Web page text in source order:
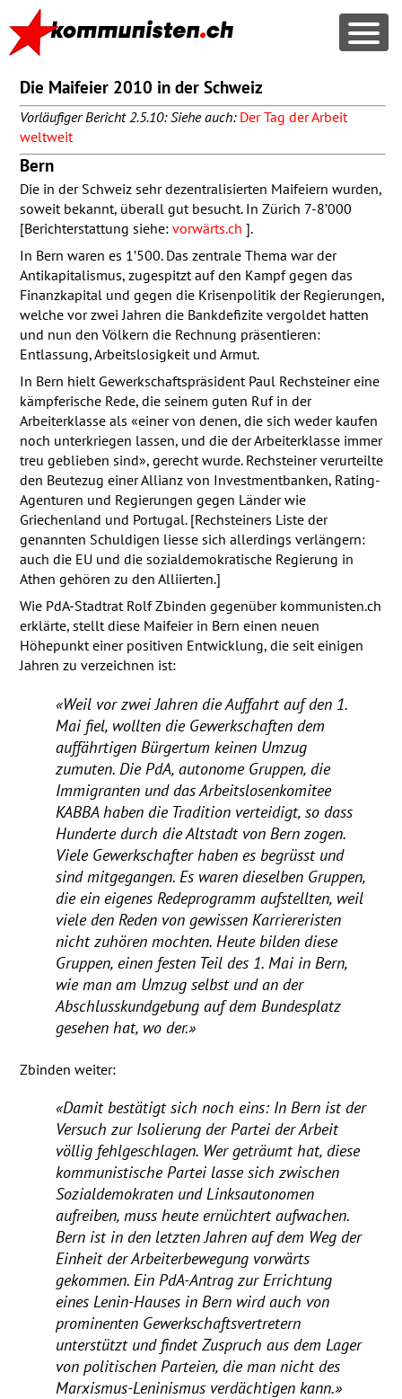
Die Maifeier 2010 in der Schweiz
Vorläufiger Bericht 2.5.10: Siehe auch: Der Tag der Arbeit
weltweit
Bern
Die in der Schweiz sehr dezentralisierten Maifeiern wurden,
soweit bekannt, überall gut besucht. In Zürich 7-8’000
[Berichterstattung siehe: vorwärts.ch ].
In Bern waren es 1’500. Das zentrale Thema war der
Antikapitalismus, zugespitzt auf den Kampf gegen das
Finanzkapital und gegen die Krisenpolitik der Regierungen,
welche vor zwei Jahren die Bankdefizite vergoldet hatten
und nun den Völkern die Rechnung präsentieren:
Entlassung, Arbeitslosigkeit und Armut.
In Bern hielt Gewerkschaftspräsident Paul Rechsteiner eine
kämpferische Rede, die seinem guten Ruf in der
Arbeiterklasse als «einer von denen, die sich weder kaufen
noch unterkriegen lassen, und die der Arbeiterklasse immer
treu geblieben sind», gerecht wurde. Rechsteiner verurteilte
den Beutezug einer Allianz von Investmentbanken, Rating-
Agenturen und Regierungen gegen Länder wie
Griechenland und Portugal. [Rechsteiners Liste der
genannten Schuldigen liesse sich allerdings verlängern:
auch die EU und die sozialdemokratische Regierung in
Athen gehören zu den Alliierten.]
Wie PdA-Stadtrat Rolf Zbinden gegenüber kommunisten.ch
erklärte, stellt diese Maifeier in Bern einen neuen
Höhepunkt einer positiven Entwicklung, die seit einigen
Jahren zu verzeichnen ist:
«Weil vor zwei Jahren die Auffahrt auf den 1.
Mai fiel, wollten die Gewerkschaften dem
auffährtigen Bürgertum keinen Umzug
zumuten. Die PdA, autonome Gruppen, die
Immigranten und das Arbeitslosenkomitee
KABBAhaben die Tradition verteidigt, so dass
Hunderte durch die Altstadt von Bern zogen.
Viele Gewerkschafter haben es begrüsst und
sind mitgegangen. Es waren dieselben Gruppen,
die ein eigenes Redeprogramm aufstellten, weil
viele den Reden von gewissen Karriereristen
nicht zuhören mochten. Heute bilden diese
Gruppen, einen festen Teil des 1. Mai in Bern,
wie man am Umzug selbst und an der
Abschlusskundgebung auf dem Bundesplatz
gesehen hat, wo der.»
Zbinden weiter:
«Damit bestätigt sich noch eins: In Bern ist der
Versuch zur Isolierung der Partei der Arbeit
völlig fehlgeschlagen. Wer geträumt hat, diese
kommunistische Partei lasse sich zwischen
Sozialdemokraten und Linksautonomen
aufreiben, muss heute ernüchtert aufwachen.
Bern ist in den letzten Jahren auf dem Weg der
Einheit der Arbeiterbewegung vorwärts
gekommen. Ein PdA-Antrag zur Errichtung
eines Lenin-Hauses in Bern wird auch von
prominenten Gewerkschaftsvertretern
unterstützt und findet Zuspruch aus dem Lager
von politischen Parteien, die man nicht des
Marxismus-Leninismus verdächtigen kann.»